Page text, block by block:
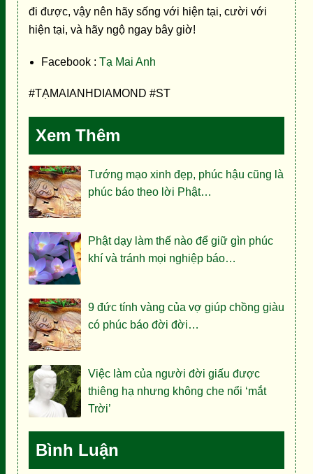
đi được, vậy nên hãy sống với hiện tại, cười với
hiện tại, và hãy ngộ ngay bây giờ!
Facebook : Tạ Mai Anh
#TẠMAIANHDIAMOND #ST
Xem Thêm
Tướng mạo xinh đẹp, phúc hậu cũng là
phúc báo theo lời Phật…
Phật dạy làm thế nào để giữ gìn phúc
khí và tránh mọi nghiệp báo…
9 đức tính vàng của vợ giúp chồng giàu
có phúc báo đời đời…
Việc làm của người đời giấu được
thiêng hạ nhưng không che nổi ‘mắt
Trời’
Bình Luận